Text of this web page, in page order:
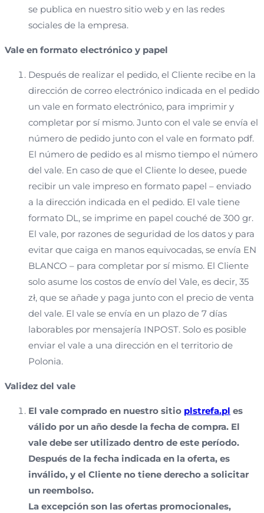
se publica en nuestro sitio web y en las redes
sociales de la empresa.
Vale en formato electrónico y papel
Después de realizar el pedido, el Cliente recibe en la
dirección de correo electrónico indicada en el pedido
un vale en formato electrónico, para imprimir y
completar por sí mismo. Junto con el vale se envía el
número de pedido junto con el vale en formato pdf.
El número de pedido es al mismo tiempo el número
del vale. En caso de que el Cliente lo desee, puede
recibir un vale impreso en formato papel – enviado
a la dirección indicada en el pedido. El vale tiene
formato DL, se imprime en papel couché de 300 gr.
El vale, por razones de seguridad de los datos y para
evitar que caiga en manos equivocadas, se envía EN
BLANCO – para completar por sí mismo. El Cliente
solo asume los costos de envío del Vale, es decir, 35
zł, que se añade y paga junto con el precio de venta
del vale. El vale se envía en un plazo de 7 días
laborables por mensajería INPOST. Solo es posible
enviar el vale a una dirección en el territorio de
Polonia.
Validez del vale
El vale comprado en nuestro sitio plstrefa.pl es
válido por un año desde la fecha de compra. El
vale debe ser utilizado dentro de este período.
Después de la fecha indicada en la oferta, es
inválido, y el Cliente no tiene derecho a solicitar
un reembolso.
La excepción son las ofertas promocionales,